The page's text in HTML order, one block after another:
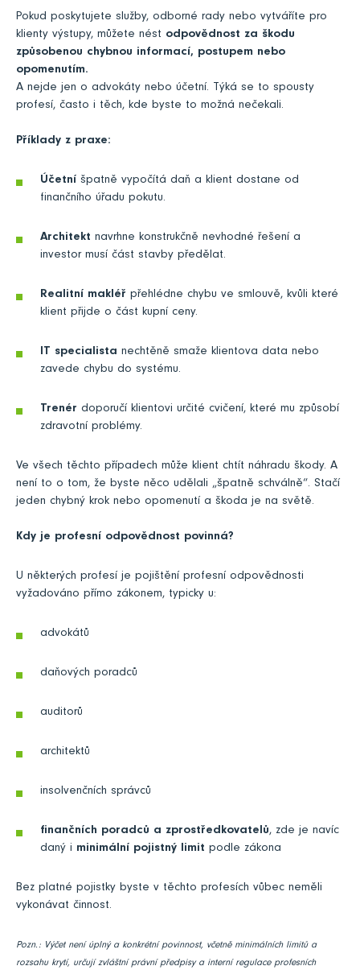
Pokud poskytujete služby, odborné rady nebo vytváříte pro
klienty výstupy, můžete nést odpovědnost za škodu
způsobenou chybnou informací, postupem nebo
opomenutím.
A nejde jen o advokáty nebo účetní. Týká se to spousty
profesí, často i těch, kde byste to možná nečekali.
Příklady z praxe:
Účetní špatně vypočítá daň a klient dostane od
finančního úřadu pokutu.
Architekt navrhne konstrukčně nevhodné řešení a
investor musí část stavby předělat.
Realitní makléř přehlédne chybu ve smlouvě, kvůli které
klient přijde o část kupní ceny.
IT specialista nechtěně smaže klientova data nebo
zavede chybu do systému.
Trenér doporučí klientovi určité cvičení, které mu způsobí
zdravotní problémy.
Ve všech těchto případech může klient chtít náhradu škody. A
není to o tom, že byste něco udělali „špatně schválně“. Stačí
jeden chybný krok nebo opomenutí a škoda je na světě.
Kdy je profesní odpovědnost povinná?
U některých profesí je pojištění profesní odpovědnosti
vyžadováno přímo zákonem, typicky u:
advokátů
daňových poradců
auditorů
architektů
insolvenčních správců
finančních poradců a zprostředkovatelů, zde je navíc
daný i minimální pojistný limit podle zákona
Bez platné pojistky byste v těchto profesích vůbec neměli
vykonávat činnost.
Pozn.: Výčet není úplný a konkrétní povinnost, včetně minimálních limitů a
rozsahu krytí, určují zvláštní právní předpisy a interní regulace profesních